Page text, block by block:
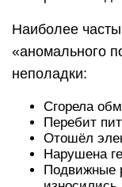
Наиболее
«аномального
неполадки:
Сгорела
Перебит
Отошёл
Нарушена
Подвижные